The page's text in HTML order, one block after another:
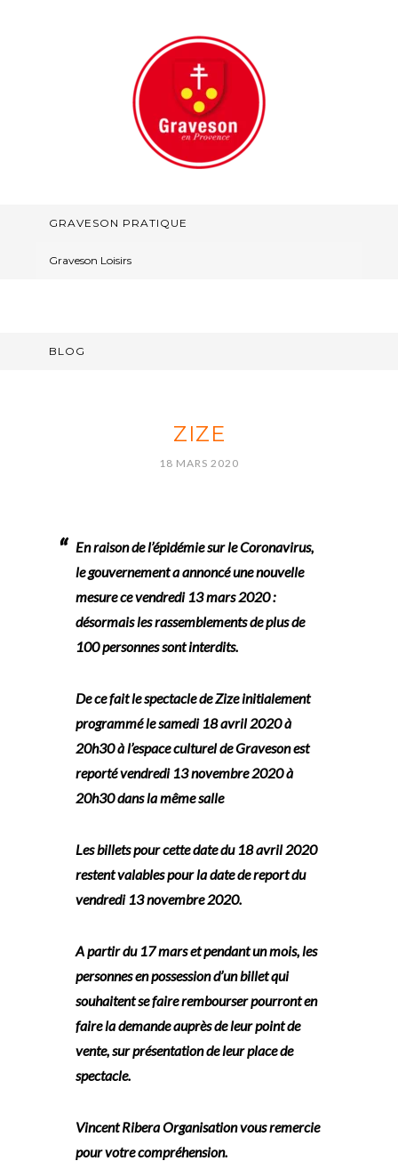
GRAVESON PRATIQUE
Graveson Loisirs
BLOG
ZIZE
18 MARS 2020
En raison de l’épidémie sur le Coronavirus,
le gouvernement a annoncé une nouvelle
mesure ce vendredi 13 mars 2020 :
désormais les rassemblements de plus de
100 personnes sont interdits.
De ce fait le spectacle de Zize initialement
programmé le samedi 18 avril 2020 à
20h30 à l’espace culturel de Graveson est
reporté vendredi 13 novembre 2020 à
20h30 dans la même salle
Les billets pour cette date du 18 avril 2020
restent valables pour la date de report du
vendredi 13 novembre 2020.
A partir du 17 mars et pendant un mois, les
personnes en possession d’un billet qui
souhaitent se faire rembourser pourront en
faire la demande auprès de leur point de
vente, sur présentation de leur place de
spectacle.
Vincent Ribera Organisation vous remercie
pour votre compréhension.